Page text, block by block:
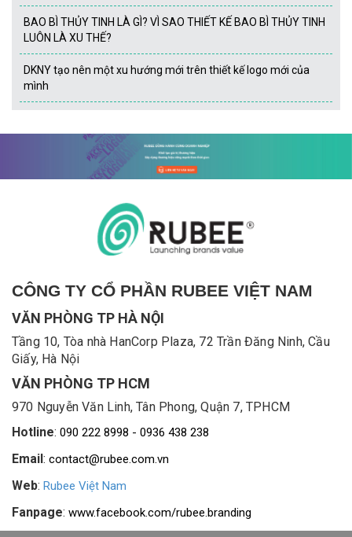
BAO BÌ THỦY TINH LÀ GÌ? VÌ SAO THIẾT KẾ BAO BÌ THỦY TINH
LUÔN LÀ XU THẾ?
DKNY tạo nên một xu hướng mới trên thiết kế logo mới của
mình
CÔNG TY CỔ PHẦN RUBEE VIỆT NAM
VĂN PHÒNG TP HÀ NỘI
Tầng 10, Tòa nhà HanCorp Plaza, 72 Trần Đăng Ninh, Cầu
Giấy, Hà Nội
VĂN PHÒNG TP HCM
970 Nguyễn Văn Linh, Tân Phong, Quận 7, TPHCM
Hotline: 090 222 8998 - 0936 438 238
Email: contact@rubee.com.vn
Web: Rubee Việt Nam
Fanpage: www.facebook.com/rubee.branding